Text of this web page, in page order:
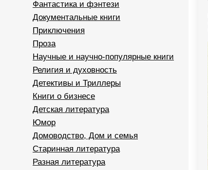
Фантастика и фэнтези
Документальные книги
Приключения
Проза
Научные и научно-популярные книги
Религия и духовность
Детективы и Триллеры
Книги о бизнесе
Детская литература
Юмор
Домоводство, Дом и семья
Старинная литература
Разная литература